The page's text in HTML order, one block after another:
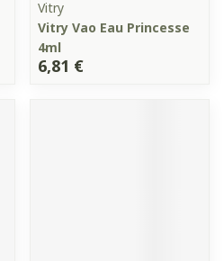
Vitry
Vitry Vao Eau Princesse
4ml
6,81 €